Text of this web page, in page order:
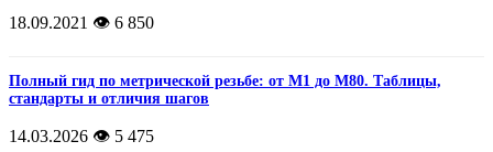
18.09.2021 👁️ 6 850
Полный гид по метрической резьбе: от М1 до М80. Таблицы,
стандарты и отличия шагов
14.03.2026 👁️ 5 475